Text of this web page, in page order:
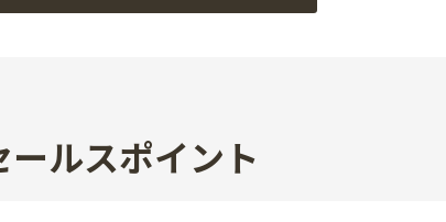
ールスポイント